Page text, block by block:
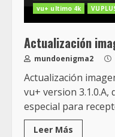
vu+ ultimo 4k
Actualización
mundoenigma2
Actualización
vu+ version 3.1.0.A,
especial para
Leer Más